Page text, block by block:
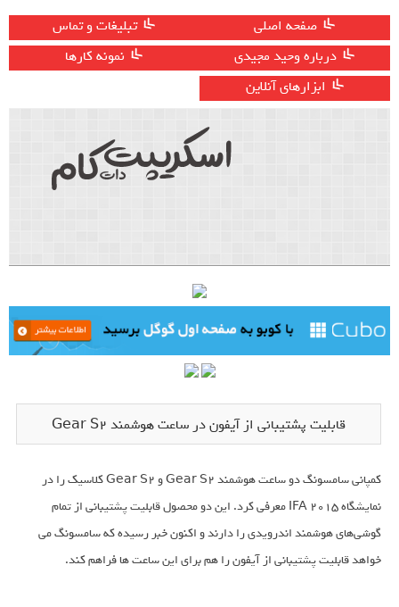
صفحه اصلی
تبلیغات و تماس
درباره وحید مجیدی
نمونه کارها
ابزارهای آنلاین
قابلیت پشتیبانی از آیفون در ساعت هوشمند Gear S2
کمپانی سامسونگ دو ساعت هوشمند Gear S2 و Gear S2 کلاسیک را در
نمایشگاه IFA 2015 معرفی کرد. این دو محصول قابلیت پشتیبانی از تمام
گوشی‌های هوشمند اندرویدی را دارند و اکنون خبر رسیده که سامسونگ می
خواهد قابلیت پشتیبانی از آیفون را هم برای این ساعت ها فراهم کند.